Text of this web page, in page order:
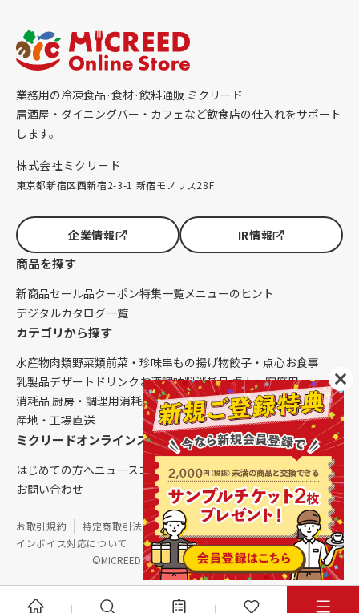
業務用の冷凍食品·食材·飲料通販 ミクリード
居酒屋・ダイニングバー・カフェなど飲食店の仕入れをサポート
します。
株式会社ミクリード
東京都新宿区西新宿2-3-1 新宿モノリス28F
企業情報 IR情報
商品を探す
新商品セール品クーポン特集一覧メニューのヒント
デジタルカタログ一覧
カテゴリから探す
水産物肉類野菜類前菜・珍味串もの揚げ物餃子・点心お食事
乳製品デザート ドリンク お酒調味料消耗品 卓上・客席用
消耗品 厨房・調理用消耗品 クレンリネス生鮮品（配送便限定）
産地・工場直送
ミクリードオンラインストアについて
はじめての方へニュースコラムご利用ガイド会社概要
お問い合わせ
©MICREED CO.,LTD. All Rights Reserved.
お取引規約 特定商取引法に基づく表記
個人情報保護方針
インボイス対応について
サイトマップ